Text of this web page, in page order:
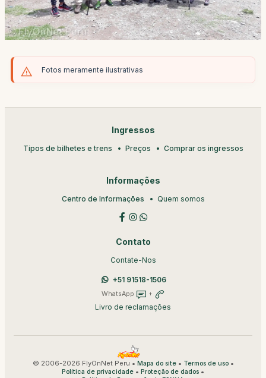
Fotos meramente ilustrativas
Ingressos
Tipos de bilhetes e trens Preços Comprar os ingressos
Informações
Centro de Informações Quem somos
Contato
Contate-Nos
+51 91518-1506
WhatsApp +
Livro de reclamações
© 2006-2026 FlyOnNet Peru • Mapa do site• Termos de uso•
Política de privacidade • Proteção de dados •